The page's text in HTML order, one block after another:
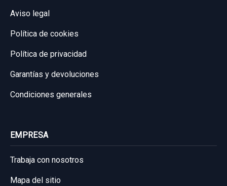
Aviso legal
Política de cookies
Política de privacidad
Garantías y devoluciones
Condiciones generales
EMPRESA
Trabaja con nosotros
Mapa del sitio